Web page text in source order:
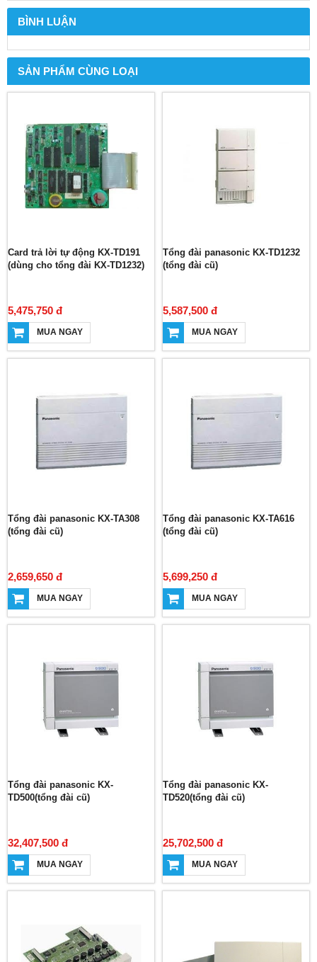
BÌNH LUẬN
SẢN PHẨM CÙNG LOẠI
Card trả lời tự động KX-TD191
(dùng cho tổng đài KX-TD1232)
5,475,750 đ
MUA NGAY
Tổng đài panasonic KX-TD1232
(tổng đài cũ)
5,587,500 đ
MUA NGAY
Tổng đài panasonic KX-TA308
(tổng đài cũ)
2,659,650 đ
MUA NGAY
Tổng đài panasonic KX-TA616
(tổng đài cũ)
5,699,250 đ
MUA NGAY
Tổng đài panasonic KX-
TD500(tổng đài cũ)
32,407,500 đ
MUA NGAY
Tổng đài panasonic KX-
TD520(tổng đài cũ)
25,702,500 đ
MUA NGAY